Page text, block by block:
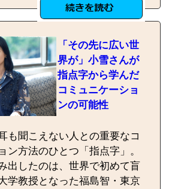
「その先に広い世
界が」小雪さんが
指点字から学んだ
コミュニケーショ
ンの可能性
も聞こえない人との重要なコ
ン方法のひとつ「指点字」。
出したのは、世界で初めて盲
学教授となった福島智・東京